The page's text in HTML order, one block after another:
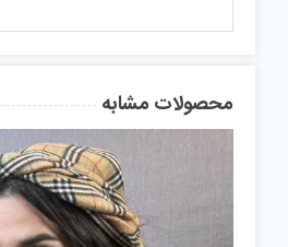
محصولات مشابه